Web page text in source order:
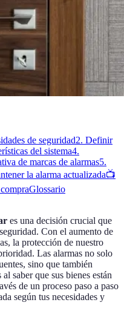
de seguridad2. Definir
del sistema4.
de marcas de alarmas5.
la alarma actualizada📺
Glossario
es una decisión crucial que
Con el aumento de
la protección de nuestro
Las alarmas no solo
sino que también
saber que sus bienes están
de un proceso paso a paso
según tus necesidades y